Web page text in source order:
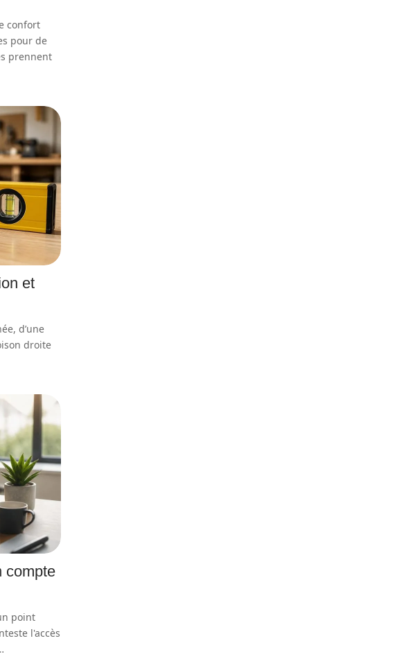
confort
pour de
prennent
et
d’une
droite
compte
point
l'accès